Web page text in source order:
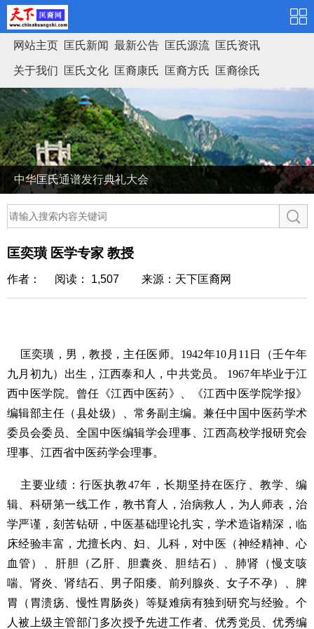
网站主页 匡氏新闻 最新公告 匡氏源流 匡氏资讯
关于我们 匡氏文化 匡裔康氏 匡裔方氏 匡裔徐氏
匡氏家谱
中华匡氏通谱发行典礼大会
匡奕璜 医学专家 教授
作者： 阅读： 1,507 来源：天下匡裔网
匡奕璜，男，教授，主任医师。 1942年10 月 11 日（壬午年
九月初九）出生，江西泰和人，中共党员。
1967年毕业于江
西中医学院。曾任《江西中医药》、《江西中医学院学报》
编辑部主任（县处级）、常务副主编。兼任中国中医药学术
委员会委员、全国中医编辑学会理事、江西高校学报研究会
理事、江西省中医药学会理事。
主要业绩：行医执教47年，长期坚持在医疗、教学、编
辑、科研第一线工作，教书育人，治病救人，为人师表，治
学严谨，刻苦钻研，中医基础理论扎实，学术造诣精深，临
床经验丰富，尤擅长内、妇、儿科，对中医（神经精神、心
血管）、肝胆（乙肝、胆囊炎、胆结石）、肺肾（慢支咳
喘、肾炎、肾结石、男子阳痿、前列腺炎、女子不孕）、脾
胃（胃溃疡、慢性胃肠炎）等疑难病有独到研究与经验。个
人被上级主管部门多次授予先进工作者、优秀党员、优秀编